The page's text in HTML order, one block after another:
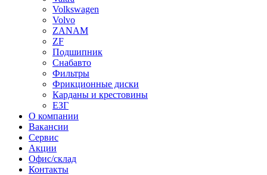
Volkswagen
Volvo
ZANAM
ZF
Подшипник
Снабавто
Фильтры
Фрикционные диски
Карданы и крестовины
ЕЗГ
О компании
Вакансии
Сервис
Акции
Офис/склад
Контакты